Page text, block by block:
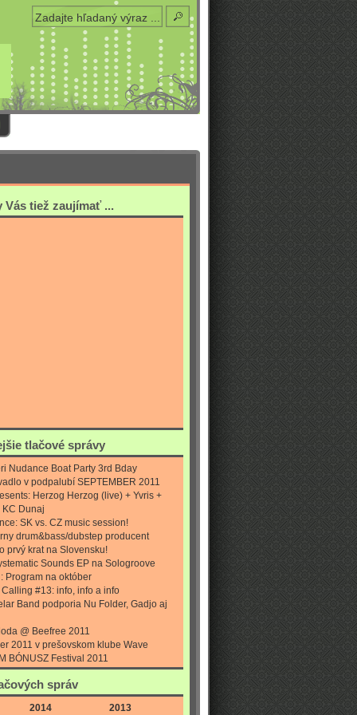
Vás tiež zaujímať ...
tlačové správy
Nudance Boat Party 3rd Bday
v podpalubí SEPTEMBER 2011
Herzog Herzog (live) + Yvris +
KC Dunaj
SK vs. CZ music session!
drum&bass/dubstep producent
prvý krat na Slovensku!
Sounds EP na Sologroove
Program na október
#13: info, info a info
Band podporia Nu Folder, Gadjo aj
@ Beefree 2011
2011 v prešovskom klube Wave
BÓNUSZ Festival 2011
správ
2014
2013